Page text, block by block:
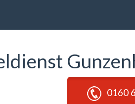
0160